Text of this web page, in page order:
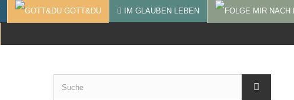
GOTT&DU IM GLAUBEN LEBEN